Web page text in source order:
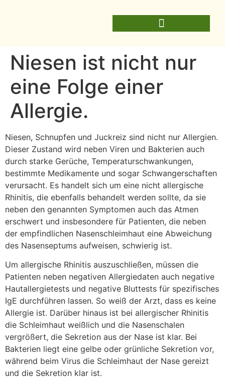
Niesen ist nicht nur
eine Folge einer
Allergie.
Niesen, Schnupfen und Juckreiz sind nicht nur Allergien.
Dieser Zustand wird neben Viren und Bakterien auch
durch starke Gerüche, Temperaturschwankungen,
bestimmte Medikamente und sogar Schwangerschaften
verursacht. Es handelt sich um eine nicht allergische
Rhinitis, die ebenfalls behandelt werden sollte, da sie
neben den genannten Symptomen auch das Atmen
erschwert und insbesondere für Patienten, die neben
der empfindlichen Nasenschleimhaut eine Abweichung
des Nasenseptums aufweisen, schwierig ist.
Um allergische Rhinitis auszuschließen, müssen die
Patienten neben negativen Allergiedaten auch negative
Hautallergietests und negative Bluttests für spezifisches
IgE durchführen lassen. So weiß der Arzt, dass es keine
Allergie ist. Darüber hinaus ist bei allergischer Rhinitis
die Schleimhaut weißlich und die Nasenschalen
vergrößert, die Sekretion aus der Nase ist klar. Bei
Bakterien liegt eine gelbe oder grünliche Sekretion vor,
während beim Virus die Schleimhaut der Nase gereizt
und die Sekretion klar ist.